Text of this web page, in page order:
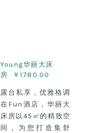
Young华丽大床
房 ￥1780.00
露台私享，优雅格调
在Fun酒店，华丽大
床房以45㎡的精致空
间，为您打造集舒